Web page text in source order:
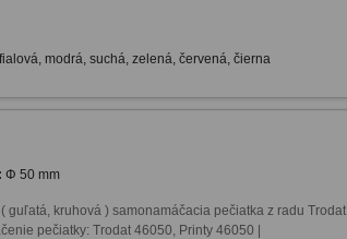
fialová, modrá, suchá, zelená, červená, čierna
Φ 50 mm
guľatá, kruhová ) samonamáčacia pečiatka z radu Trodat
pečiatky: Trodat 46050, Printy 46050 |